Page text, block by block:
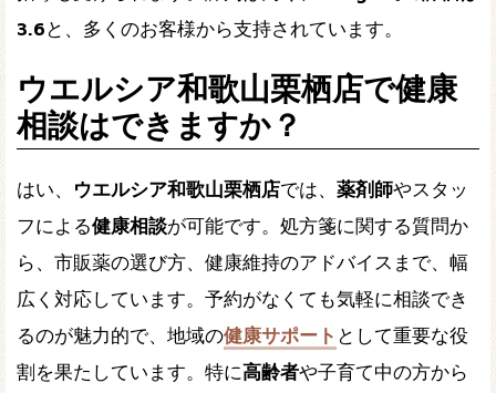
3.6 と、多くのお客様から支持されています。
ウエルシア和歌山栗栖店で健康
相談はできますか？
はい、 ウエルシア和歌山栗栖店では、 薬剤師やスタッ
フによる健康相談が可能です。処方箋に関する質問か
ら、市販薬の選び方、健康維持のアドバイスまで、幅
広く対応しています。予約がなくても気軽に相談でき
るのが魅力的で、地域の健康サポート として重要な役
割を果たしています。特に高齢者や子育て中の方から